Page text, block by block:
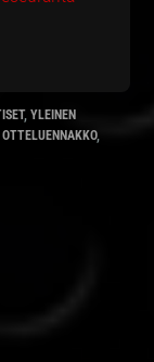
,YLEINEN
OTTELUENNAKKO,